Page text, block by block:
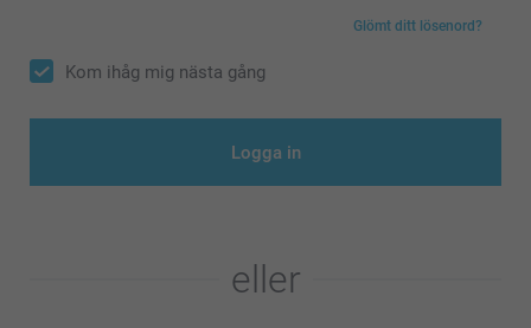
Glömt ditt lösenord?
Kom ihåg mig nästa gång
Logga in
eller